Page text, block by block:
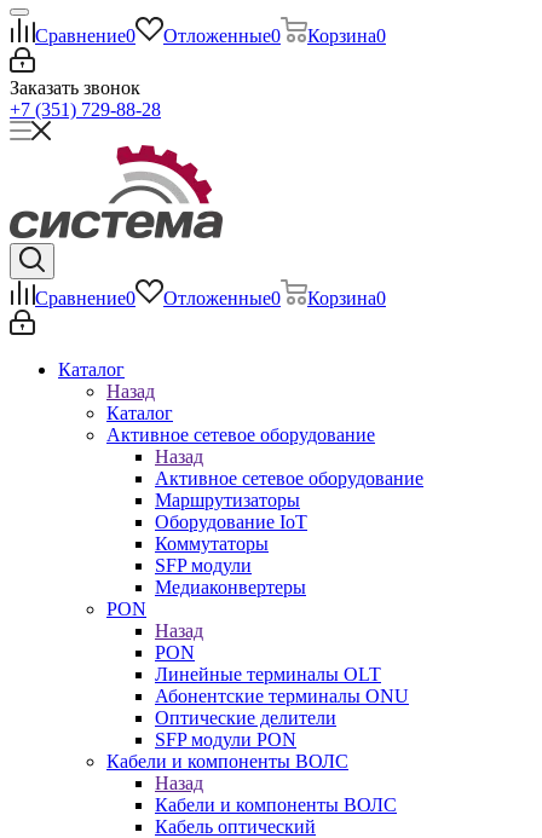
Сравнение0 Отложенные0 Корзина0
Заказать звонок
+7 (351) 729-88-28
Сравнение0 Отложенные0 Корзина0
Каталог
Назад
Каталог
Активное сетевое оборудование
Назад
Активное сетевое оборудование
Маршрутизаторы
Оборудование IoT
Коммутаторы
SFP модули
Медиаконвертеры
PON
Назад
PON
Линейные терминалы OLT
Абонентские терминалы ONU
Оптические делители
SFP модули PON
Кабели и компоненты ВОЛС
Назад
Кабели и компоненты ВОЛС
Кабель оптический